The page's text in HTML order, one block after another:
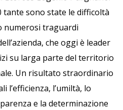
tante sono state le difficoltà
traguardi
che oggi è leader
su larga parte del territorio
Un risultato straordinario
l’efficienza, l’umiltà, lo
e la determinazione